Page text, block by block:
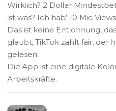
Wirklich? 2 Dollar
ist was? Ich hab’ 10 Mio
Das ist keine Entlohnung,
glaubt, TikTok zahlt fair, der
gelesen.
Die App ist eine digitale
Arbeitskräfte.